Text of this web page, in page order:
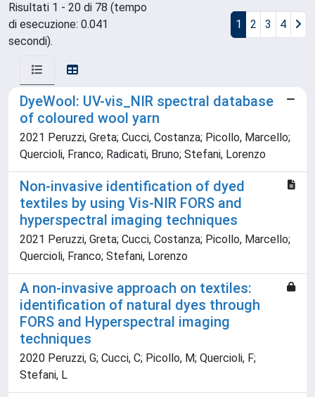
Risultati 1 - 20 di 78 (tempo
di esecuzione: 0.041
secondi).
1 2 3 4
DyeWool: UV-vis_NIR spectral database
of coloured wool yarn
2021 Peruzzi, Greta; Cucci, Costanza; Picollo, Marcello;
Quercioli, Franco; Radicati, Bruno; Stefani, Lorenzo
Non-invasive identification of dyed
textiles by using Vis-NIR FORS and
hyperspectral imaging techniques
2021 Peruzzi, Greta; Cucci, Costanza; Picollo, Marcello;
Quercioli, Franco; Stefani, Lorenzo
A non-invasive approach on textiles:
identification of natural dyes through
FORS and Hyperspectral imaging
techniques
2020 Peruzzi, G; Cucci, C; Picollo, M; Quercioli, F;
Stefani, L